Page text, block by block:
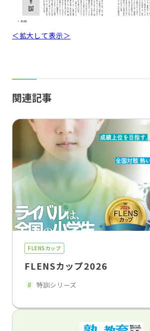
＜拡大して表示＞
関連記事
FLENSカップ
FLENSカップ2026
特訓シリーズ